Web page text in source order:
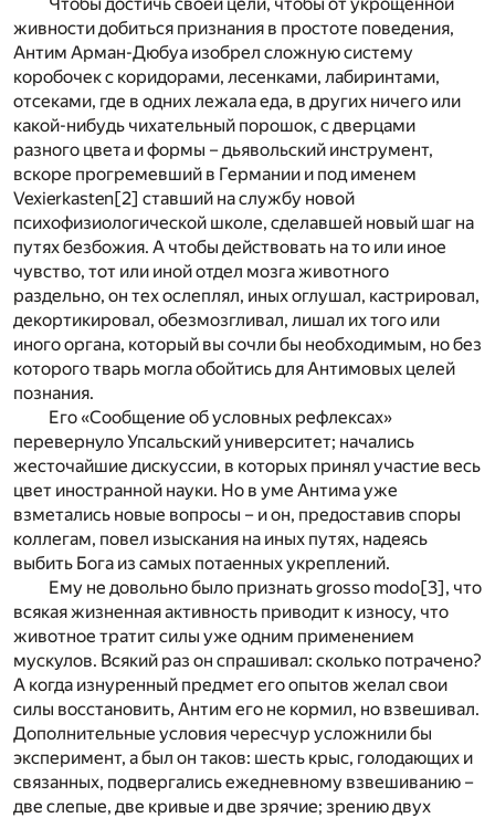
живности добиться признания в простоте поведения,
Антим Арман-Дюбуа изобрел сложную систему
коробочек с коридорами, лесенками, лабиринтами,
отсеками, где в одних лежала еда, в других ничего или
какой-нибудь чихательный порошок, с дверцами
разного цвета и формы – дьявольский инструмент,
вскоре прогремевший в Германии и под именем
Vexierkasten[2] ставший на службу новой
психофизиологической школе, сделавшей новый шаг на
путях безбожия. А чтобы действовать на то или иное
чувство, тот или иной отдел мозга животного
раздельно, он тех ослеплял, иных оглушал, кастрировал,
декортикировал, обезмозгливал, лишал их того или
иного органа, который вы сочли бы необходимым, но без
которого тварь могла обойтись для Антимовых целей
познания.
Его «Сообщение об условных рефлексах»
перевернуло Упсальский университет; начались
жесточайшие дискуссии, в которых принял участие весь
цвет иностранной науки. Но в уме Антима уже
взметались новые вопросы – и он, предоставив споры
коллегам, повел изыскания на иных путях, надеясь
выбить Бога из самых потаенных укреплений.
Ему не довольно было признать grosso modo[3], что
всякая жизненная активность приводит к износу, что
животное тратит силы уже одним применением
мускулов. Всякий раз он спрашивал: сколько потрачено?
А когда изнуренный предмет его опытов желал свои
силы восстановить, Антим его не кормил, но взвешивал.
Дополнительные условия чересчур усложнили бы
эксперимент, а был он таков: шесть крыс, голодающих и
связанных, подвергались ежедневному взвешиванию –
две слепые, две кривые и две зрячие; зрению двух